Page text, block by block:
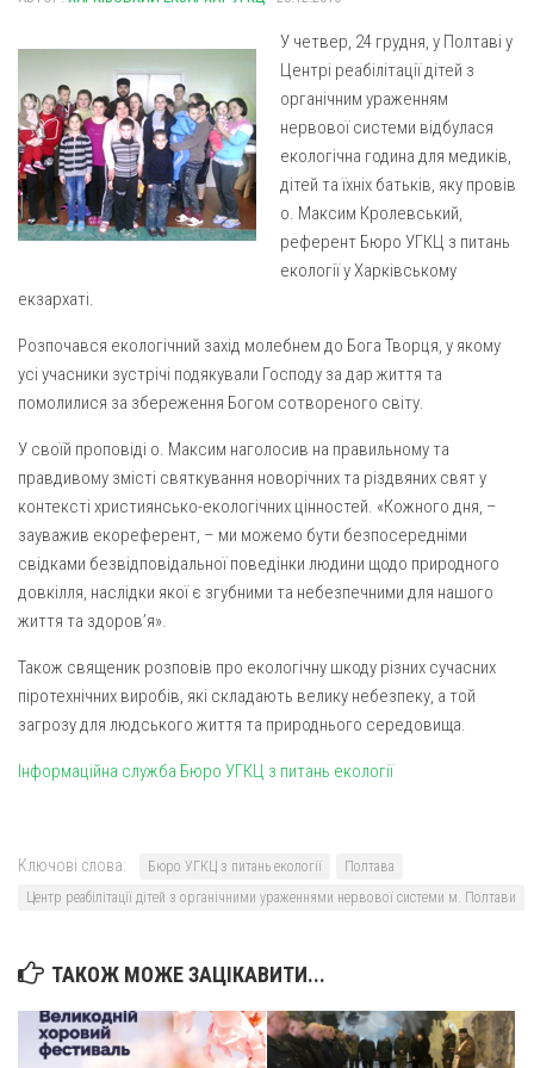
Покрови Пресвятої Богородиці (с. Вільча)
Преображенська парафія (м. Лозова)
Парафія Благовіщення Пресвятої Богородиці (смт
Золочів)
Парафія Різдва Пресвятої Богородиці м. Берестин
(Красноград)
Всіх Святих українського народу (м. Полтава)
Свято-Юріївська парафія (м. Полтава)
Архистратига Михаїла (с. Пригарівка)
Благовіщення Пресвятої Богородиці (с. Шевченки)
Введення у храм Пресвятої Богородиці (с. Дашківка)
Вознесіння ГНІХ (с. Витівка)
Вознесіння Господнього (м. Кобеляки)
Пророка Іллі (смт. Білики)
Різдва Пресвятої Богородиці (с. Вільховатка)
Св. Апостола Андрія Первозванного (с. Засулля)
Св. Миколая (с. Деменки)
Успіння Пресвятої Богородиці (м. Кременчук)
Введення в храм Богородиці (м. Суми)
Монастирі
Свято-Покровський монастир оо Василіян
Свято-Івано-Павлівський монастир сестер Згромадження
Молитви
Галерея
Рух pro-life
У четвер, 24 грудня, у Полтаві у
Центрі реабілітації дітей з
органічним ураженням
нервової системи відбулася
екологічна година для медиків,
дітей та їхніх батьків, яку провів
о. Максим Кролевський,
референт Бюро УГКЦ з питань
екології у Харківському
екзархаті.
Розпочався екологічний захід молебнем до Бога Творця, у якому
усі учасники зустрічі подякували Господу за дар життя та
помолилися за збереження Богом сотвореного світу.
У своїй проповіді о. Максим наголосив на правильному та
правдивому змісті святкування новорічних та різдвяних свят у
контексті християнсько-екологічних цінностей. «Кожного дня, –
зауважив екореферент, – ми можемо бути безпосередніми
свідками безвідповідальної поведінки людини щодо природного
довкілля, наслідки якої є згубними та небезпечними для нашого
життя та здоров’я».
Також священик розповів про екологічну шкоду різних сучасних
піротехнічних виробів, які складають велику небезпеку, а той
загрозу для людського життя та природнього середовища.
Інформаційна служба Бюро УГКЦ з питань екології
Ключові слова: Бюро УГКЦ з питань екології
Полтава
Центр реабілітації дітей з органічними ураженнями нервової системи м. Полтави
ТАКОЖ МОЖЕ ЗАЦІКАВИТИ...